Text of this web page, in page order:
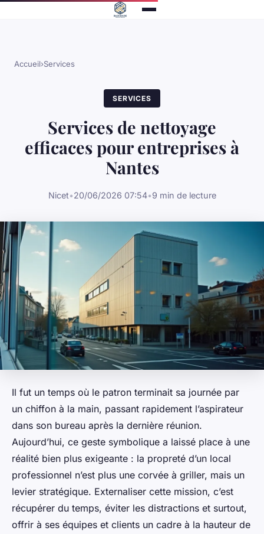
Accueil›Services
SERVICES
Services de nettoyage
efficaces pour entreprises à
Nantes
Nicet•20/06/2026 07:54•9 min de lecture
Il fut un temps où le patron terminait sa journée par
un chiffon à la main, passant rapidement l’aspirateur
dans son bureau après la dernière réunion.
Aujourd’hui, ce geste symbolique a laissé place à une
réalité bien plus exigeante : la propreté d’un local
professionnel n’est plus une corvée à griller, mais un
levier stratégique. Externaliser cette mission, c’est
récupérer du temps, éviter les distractions et surtout,
offrir à ses équipes et clients un cadre à la hauteur de